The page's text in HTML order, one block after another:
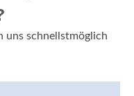
uns schnellstmöglich